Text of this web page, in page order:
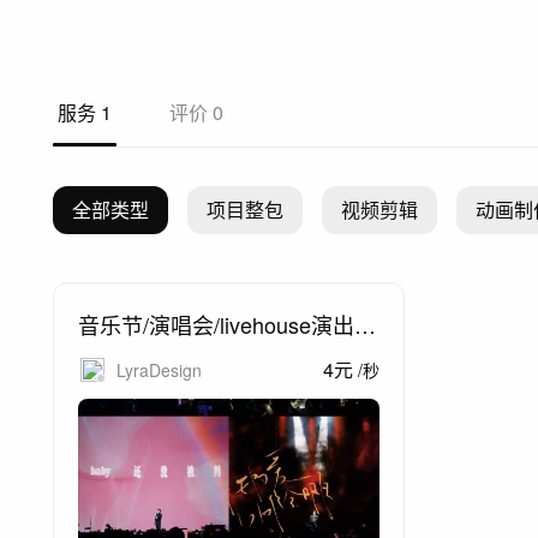
服务 1 评价 0
全部类型 项目整包 视频剪辑 动画制
音乐节/演唱会/livehouse演出-V
J制作LyraDesign 4元 /秒